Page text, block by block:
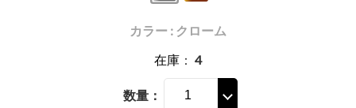
カラー : クローム
在庫 ： 4
数量：